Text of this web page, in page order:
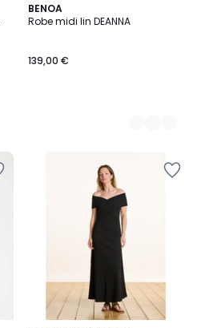
BENOA
Robe midi lin DEANNA
139,00 €
3
Couleurs